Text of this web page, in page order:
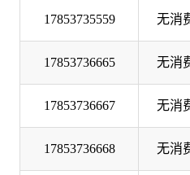
17853735559 无消
17853736665 无消
17853736667 无消
17853736668 无消